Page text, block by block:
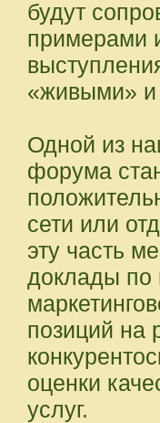
будут
примерами
«живыми»
Одной из
форума
сети или
эту часть
доклады по
позиций
оценки
услуг.